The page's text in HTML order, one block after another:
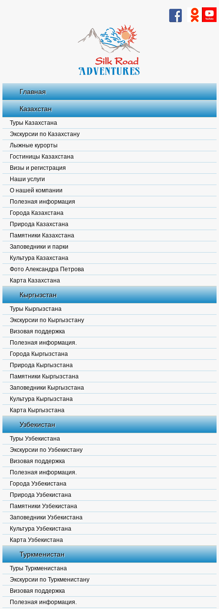
Главная
Казахстан
Туры Казахстана
Экскурсии по Казахстану
Лыжные курорты
Гостиницы Казахстана
Визы и регистрация
Наши услуги
О нашей компании
Полезная информация
Города Казахстана
Природа Казахстана
Памятники Казахстана
Заповедники и парки
Культура Казахстана
Фото Александра Петрова
Карта Казахстана
Кыргызстан
Туры Кыргызстана
Экскурсии по Кыргызстану
Визовая поддержка
Полезная информация.
Города Кыргызстана
Природа Кыргызстана
Памятники Кыргызстана
Заповедники Кыргызстана
Культура Кыргызстана
Карта Кыргызстана
Узбекистан
Туры Узбекистана
Экскурсии по Узбекистану
Визовая поддержка
Полезная информация.
Города Узбекистана
Природа Узбекистана
Памятники Узбекистана
Заповедники Узбекистана
Культура Узбекистана
Карта Узбекистана
Туркменистан
Туры Туркменистана
Экскурсии по Туркменистану
Визовая поддержка
Полезная информация.